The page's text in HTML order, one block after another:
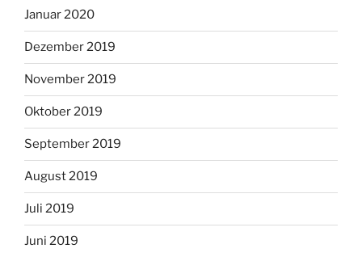
Januar 2020
Dezember 2019
November 2019
Oktober 2019
September 2019
August 2019
Juli 2019
Juni 2019